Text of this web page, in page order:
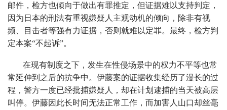
邮件，检方也倾向于做出有罪推定，但证据难以支持判定，
因为日本的刑法有重视嫌疑人主观动机的倾向，除非有视
频、目击者等强有力证据，否则就难以定罪。最终，检方判
定本案“不起诉”。
在现有制度之下，发生在性侵场景中的权力不平等也常
常延伸到之后的抗争中。伊藤案的证据收集经历了漫长的过
程，警方一度已经批捕嫌疑人，却在计划逮捕的当天被高层
叫停。伊藤因此长时间无法正常工作，而加害人山口却丝毫